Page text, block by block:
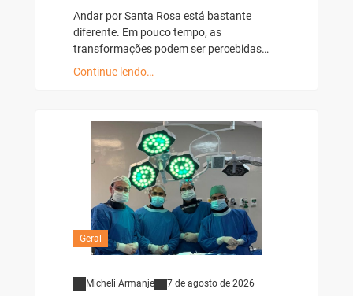
Andar por Santa Rosa está bastante
diferente. Em pouco tempo, as
transformações podem ser percebidas…
Continue lendo…
Geral
Micheli Armanje 7 de agosto de 2026